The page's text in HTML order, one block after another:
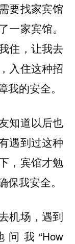
要找家宾馆
一家宾馆。
住，让我去
入住这种招
的安全。
知道以后也
遇到过这种
，宾馆才勉
我安全。
机场，遇到
我“How